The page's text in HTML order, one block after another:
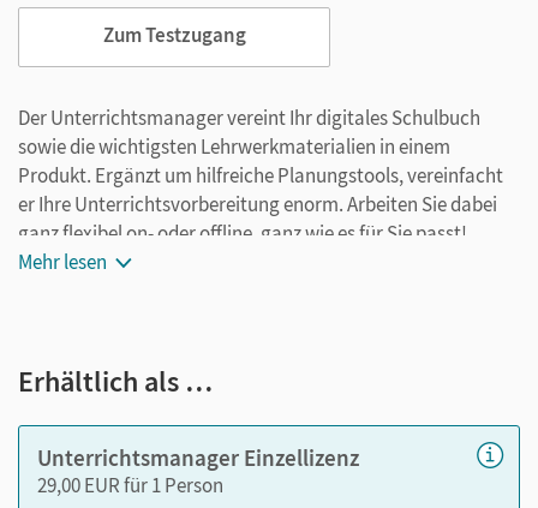
Zum Testzugang
Der Unterrichtsmanager vereint Ihr digitales Schulbuch
sowie die wichtigsten Lehrwerkmaterialien in einem
Produkt. Ergänzt um hilfreiche Planungstools, vereinfacht
er Ihre Unterrichtsvorbereitung enorm. Arbeiten Sie dabei
ganz flexibel on- oder offline, ganz wie es für Sie passt!
Ihr Unterrichtsmanager enthält:
Aufgaben im Schulbuch, Hinweise (als PDF)
Arbeitsblätter (Kopiervorlagen) als PDF
Mehr lesen
Erhältlich als …
Unterrichtsmanager Einzellizenz
29,00 EUR für 1 Person